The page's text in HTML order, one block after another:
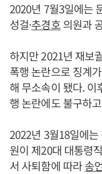
2020년 7월3일에는
성걸·추경호의원과
하지만 2021년 재보
폭행 논란으로 징계
해 무소속이 됐다. 이
행 논란에도 불구하
2022년 3월18일에
원이 제20대 대통령
서 사퇴함에 따라송